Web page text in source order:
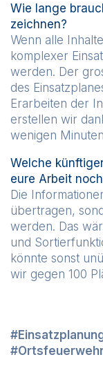
Wie lange
zeichnen?
Wenn alle
komplexer
werden. Der
des
Erarbeiten der
erstellen wir
wenigen
Welche
eure Arbeit
Die
übertragen,
werden. Das
und
könnte sonst
wir gegen 100